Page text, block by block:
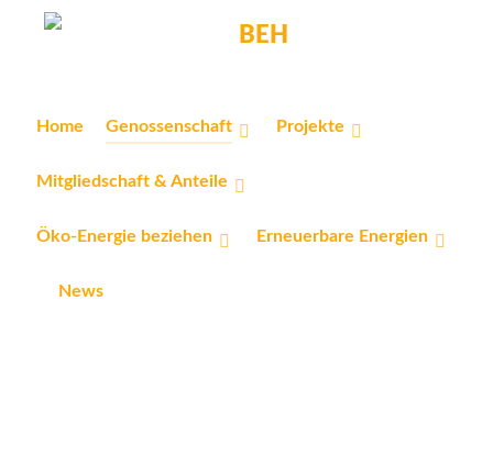
Home Genossenschaft Projekte
Mitgliedschaft & Anteile
Öko-Energie beziehen Erneuerbare Energien
News